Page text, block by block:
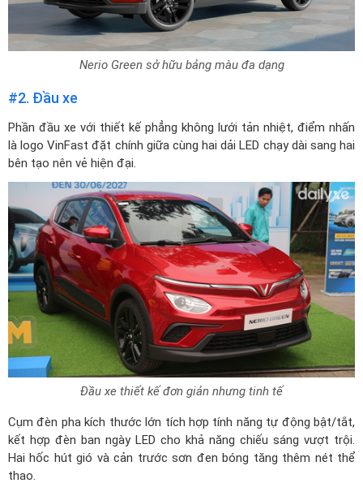
Nerio Green sở hữu bảng màu đa dạng
#2. Đầu xe
Phần đầu xe với thiết kế phẳng không lưới tản nhiệt, điểm nhấn
là logo VinFast đặt chính giữa cùng hai dải LED chạy dài sang hai
bên tạo nên vẻ hiện đại.
Đầu xe thiết kế đơn giản nhưng tinh tế
Cụm đèn pha kích thước lớn tích hợp tính năng tự động bật/tắt,
kết hợp đèn ban ngày LED cho khả năng chiếu sáng vượt trội.
Hai hốc hút gió và cản trước sơn đen bóng tăng thêm nét thể
thao.